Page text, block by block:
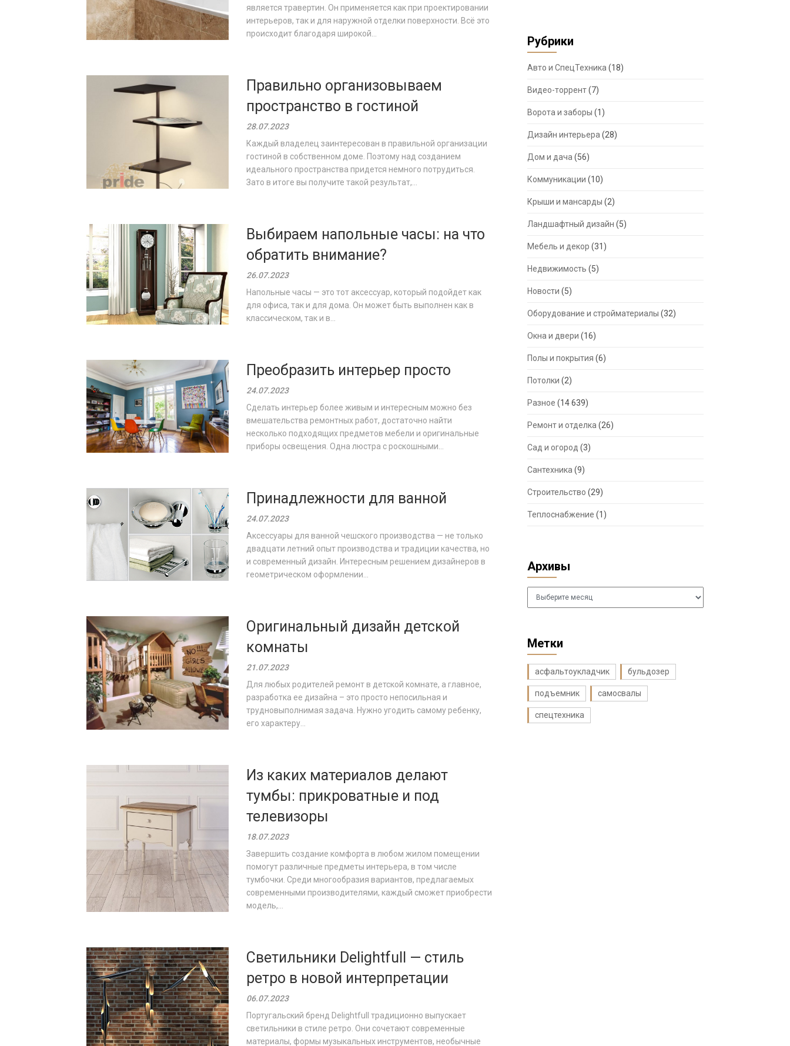
является травертин. Он применяется как при проектировании
интерьеров, так и для наружной отделки поверхности. Всё это
происходит благодаря широкой...
Правильно организовываем
пространство в гостиной
28.07.2023
Каждый владелец заинтересован в правильной организации
гостиной в собственном доме. Поэтому над созданием
идеального пространства придется немного потрудиться.
Зато в итоге вы получите такой результат,...
Выбираем напольные часы: на что
обратить внимание?
26.07.2023
Напольные часы — это тот аксессуар, который подойдет как
для офиса, так и для дома. Он может быть выполнен как в
классическом, так и в...
Преобразить интерьер просто
24.07.2023
Сделать интерьер более живым и интересным можно без
вмешательства ремонтных работ, достаточно найти
несколько подходящих предметов мебели и оригинальные
приборы освещения. Одна люстра с роскошными...
Принадлежности для ванной
24.07.2023
Аксессуары для ванной чешского производства — не только
двадцати летний опыт производства и традиции качества, но
и современный дизайн. Интересным решением дизайнеров в
геометрическом оформлении...
Оригинальный дизайн детской
комнаты
21.07.2023
Для любых родителей ремонт в детской комнате, а главное,
разработка ее дизайна – это просто непосильная и
трудновыполнимая задача. Нужно угодить самому ребенку,
его характеру...
Из каких материалов делают
тумбы: прикроватные и под
телевизоры
18.07.2023
Завершить создание комфорта в любом жилом помещении
помогут различные предметы интерьера, в том числе
тумбочки. Среди многообразия вариантов, предлагаемых
современными производителями, каждый сможет приобрести
модель,...
Светильники Delightfull — стиль
ретро в новой интерпретации
06.07.2023
Португальский бренд Delightfull традиционно выпускает
светильники в стиле ретро. Они сочетают современные
материалы, формы музыкальных инструментов, необычные
Рубрики
Авто и СпецТехника (18)
Видео-торрент(7)
Ворота и заборы (1)
Дизайн интерьера (28)
Дом и дача (56)
Коммуникации (10)
Крыши и мансарды (2)
Ландшафтный дизайн (5)
Мебель и декор (31)
Недвижимость (5)
Новости (5)
Оборудование и стройматериалы (32)
Окна и двери (16)
Полы и покрытия (6)
Потолки (2)
Разное (14 639)
Ремонт и отделка (26)
Сад и огород (3)
Сантехника (9)
Строительство (29)
Теплоснабжение (1)
Архивы
Архивы
Метки
асфальтоукладчик бульдозер
подъемник самосвалы
спецтехника